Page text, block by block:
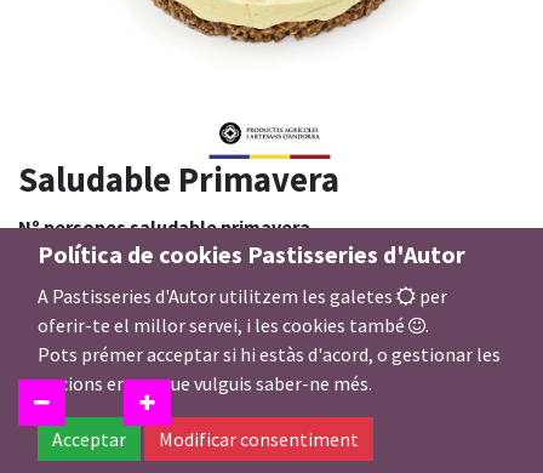
Saludable Primavera
Nº persones saludable primavera
36,00€
Política de cookies Pastisseries d'Autor
A Pastisseries d'Autor utilitzem les galetes
per
oferir-te el millor servei, i les cookies també
.
Pots prémer acceptar si hi estàs d'acord, o gestionar les
opcions en cas que vulguis saber-ne més.
Acceptar Modificar consentiment